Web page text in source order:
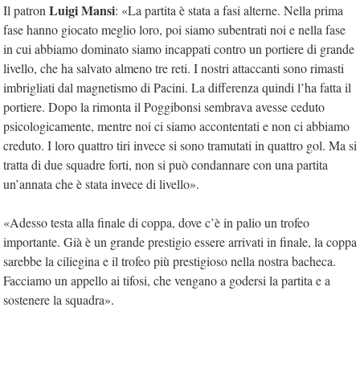
Il patronLuigi Mansi: «La partita è stata a fasi alterne. Nella prima
fase hanno giocato meglio loro, poi siamo subentrati noi e nella fase
in cui abbiamo dominato siamo incappati contro un portiere di grande
livello, che ha salvato almeno tre reti. I nostri attaccanti sono rimasti
imbrigliati dal magnetismo di Pacini. La differenza quindi l’ha fatta il
portiere. Dopo la rimonta il Poggibonsi sembrava avesse ceduto
psicologicamente, mentre noi ci siamo accontentati e non ci abbiamo
creduto. I loro quattro tiri invece si sono tramutati in quattro gol. Ma si
tratta di due squadre forti, non si può condannare con una partita
un’annata che è stata invece di livello».
«Adesso testa alla finale di coppa, dove c’è in palio un trofeo
importante. Già è un grande prestigio essere arrivati in finale, la coppa
sarebbe la ciliegina e il trofeo più prestigioso nella nostra bacheca.
Facciamo un appello ai tifosi, che vengano a godersi la partita e a
sostenere la squadra».